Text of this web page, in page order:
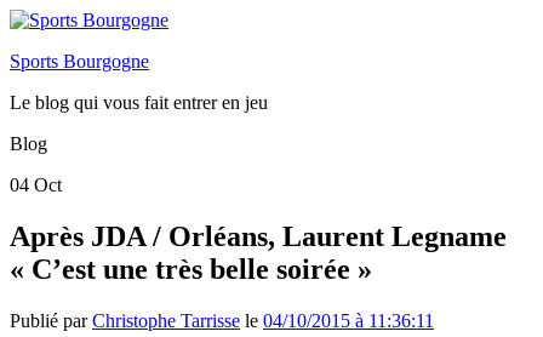
Sports Bourgogne
Le blog qui vous fait entrer en jeu
Blog
04 Oct
Après JDA / Orléans, Laurent Legname
« C’est une très belle soirée »
Publié parChristophe Tarrisse le 04/10/2015 à 11:36:11